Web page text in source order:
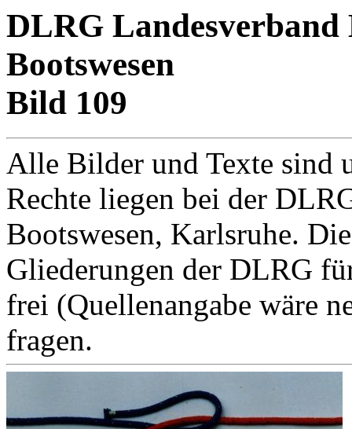
DLRG Landesverband
Bootswesen
Bild 109
Alle Bilder und Texte sind
Rechte liegen bei der
Bootswesen, Karlsruhe.
Gliederungen der DLRG
frei (Quellenangabe wäre
fragen.